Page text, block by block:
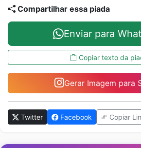
Compartilhar essa piada
Enviar para
Copiar texto da
Gerar Imagem para
Twitter Facebook Copiar